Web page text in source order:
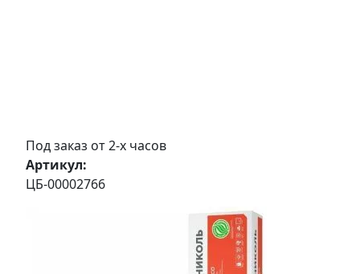
Под заказ от 2-х часов
Артикул:
ЦБ-00002766